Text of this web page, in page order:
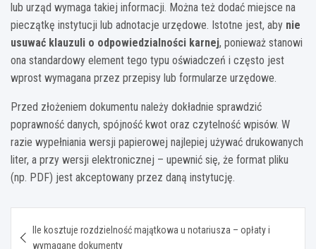
lub urząd wymaga takiej informacji. Można też dodać miejsce na
pieczątkę instytucji lub adnotacje urzędowe. Istotne jest, aby nie
usuwać klauzuli o odpowiedzialności karnej, ponieważ stanowi
ona standardowy element tego typu oświadczeń i często jest
wprost wymagana przez przepisy lub formularze urzędowe.
Przed złożeniem dokumentu należy dokładnie sprawdzić
poprawność danych, spójność kwot oraz czytelność wpisów. W
razie wypełniania wersji papierowej najlepiej używać drukowanych
liter, a przy wersji elektronicznej – upewnić się, że format pliku
(np. PDF) jest akceptowany przez daną instytucję.
wpisu
Ile kosztuje rozdzielność majątkowa u notariusza – opłaty i
wymagane dokumenty